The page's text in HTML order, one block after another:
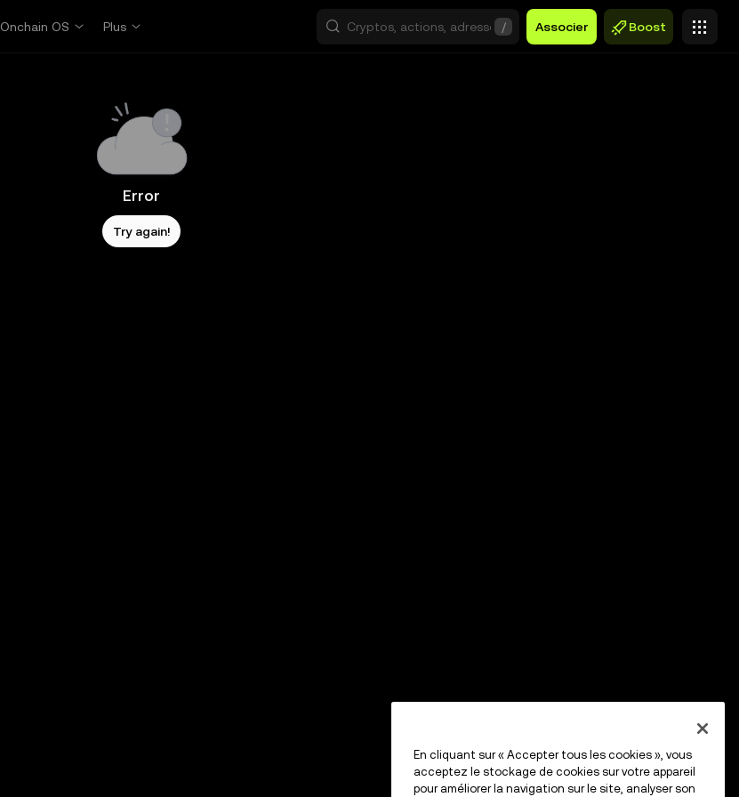
Onchain OS Plus / Associer Boost
Error
Try again!
En cliquant sur « Accepter tous les cookies », vous
acceptez le stockage de cookies sur votre appareil
pour améliorer la navigation sur le site, analyser son